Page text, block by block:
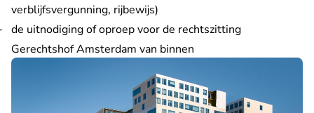
verblijfsvergunning, rijbewijs)
de uitnodiging of oproep voor de rechtszitting
Gerechtshof Amsterdam van binnen